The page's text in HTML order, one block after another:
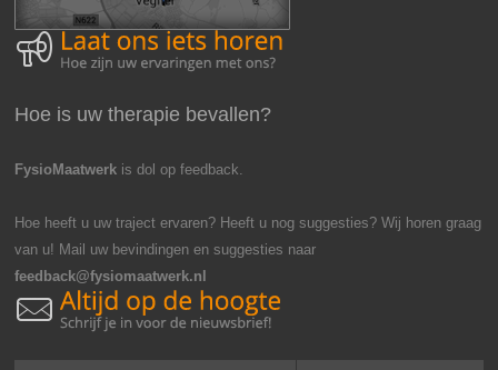
Hoe is uw therapie bevallen?
FysioMaatwerk is dol op feedback.
Hoe heeft u uw traject ervaren? Heeft u nog suggesties? Wij horen graag
van u! Mail uw bevindingen en suggesties naar
feedback@fysiomaatwerk.nl